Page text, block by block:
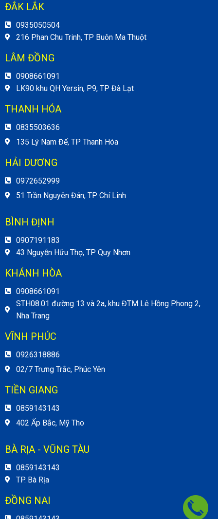
ĐẮK LẮK
0935050504
216 Phan Chu Trinh, TP Buôn Ma Thuột
LÂM ĐỒNG
0908661091
LK90 khu QH Yersin, P9, TP Đà Lạt
THANH HÓA
0835503636
135 Lý Nam Đế, TP Thanh Hóa
HẢI DƯƠNG
0972652999
51 Trần Nguyên Đán, TP Chí Linh
BÌNH ĐỊNH
0907191183
43 Nguyễn Hữu Thọ, TP Quy Nhơn
KHÁNH HÒA
0908661091
STH08.01 đường 13 và 2a, khu ĐTM Lê Hồng Phong 2,
Nha Trang
VĨNH PHÚC
0926318886
02/7 Trưng Trắc, Phúc Yên
TIỀN GIANG
0859143143
402 Ấp Bắc, Mỹ Tho
BÀ RỊA - VŨNG TÀU
0859143143
TP. Bà Rịa
ĐỒNG NAI